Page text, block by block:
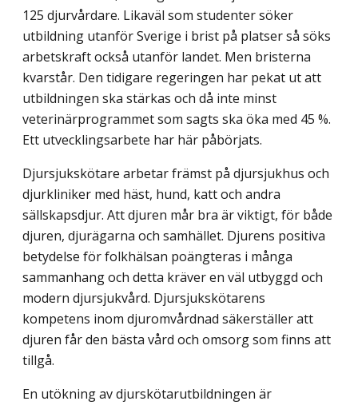
125 djur­vårdare. Likaväl som studenter söker
utbildning utanför Sverige i brist på platser så söks
arbetskraft också utanför landet. Men bristerna
kvarstår. Den tidigare regeringen har pekat ut att
utbildningen ska stärkas och då inte minst
veterinärprogrammet som sagts ska öka med 45 %.
Ett utvecklingsarbete har här påbörjats.
Djursjukskötare arbetar främst på djursjukhus och
djurkliniker med häst, hund, katt och andra
sällskapsdjur. Att djuren mår bra är viktigt, för både
djuren, djurägarna och samhället. Djurens positiva
betydelse för folkhälsan poängteras i många
sammanhang och detta kräver en väl utbyggd och
modern djursjukvård. Djursjukskötarens
kompetens inom djuromvårdnad säkerställer att
djuren får den bästa vård och omsorg som finns att
tillgå.
En utökning av djurskötarutbildningen är